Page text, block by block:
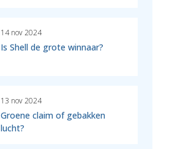
14 nov 2024
Is Shell de grote winnaar?
13 nov 2024
Groene claim of gebakken
lucht?